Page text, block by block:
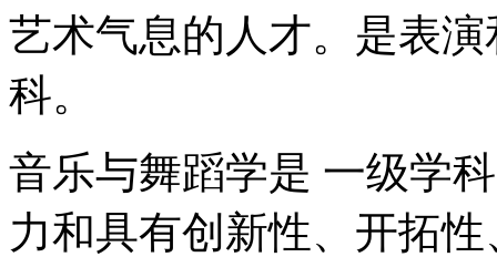
艺术气息的人才。是表
科。
音乐与舞蹈学是 一级学
力和具有创新性、开拓